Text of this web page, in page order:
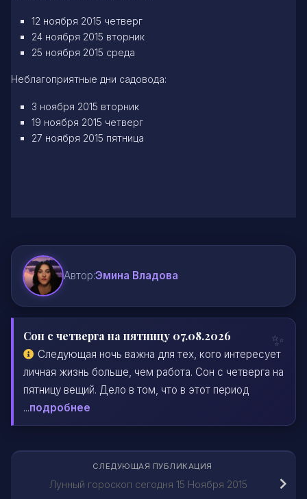
12 ноября 2015 четверг
24 ноября 2015 вторник
25 ноября 2015 среда
Неблагоприятные дни садовода:
3 ноября 2015 вторник
19 ноября 2015 четверг
27 ноября 2015 пятница
Автор:Эмина Владова
Сон с четверга на пятницу 07.08.2026
Следующая ночь важна для тех, кого интересует
личная жизнь больше, чем работа. Сон с четверга на
пятницу вещий. Дело в том, что в этот период
...подробнее
СЛЕДУЮЩАЯ ПУБЛИКАЦИЯ
Лунный гороскоп сегодня 15 Ноября 2015